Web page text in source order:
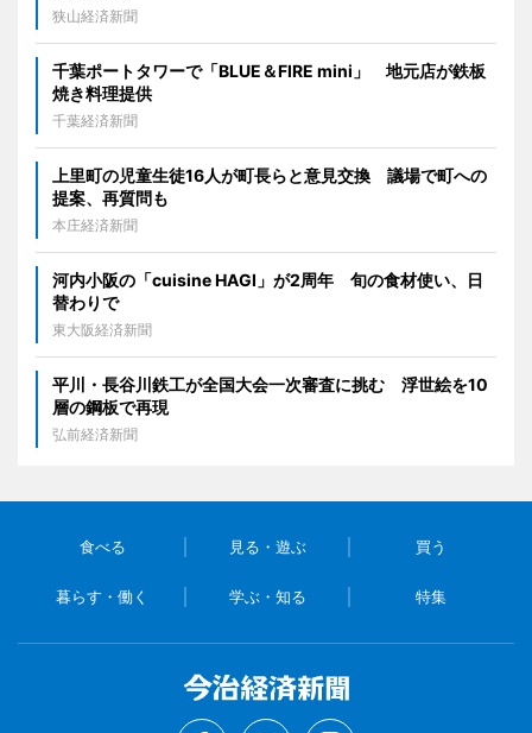
狭山経済新聞
千葉ポートタワーで「BLUE＆FIRE mini」 地元店が鉄板
焼き料理提供
千葉経済新聞
上里町の児童生徒16人が町長らと意見交換 議場で町への
提案、再質問も
本庄経済新聞
河内小阪の「cuisine HAGI」が2周年 旬の食材使い、日
替わりで
東大阪経済新聞
平川・長谷川鉄工が全国大会一次審査に挑む 浮世絵を10
層の鋼板で再現
弘前経済新聞
食べる 見る・遊ぶ 買う
暮らす・働く 学ぶ・知る 特集